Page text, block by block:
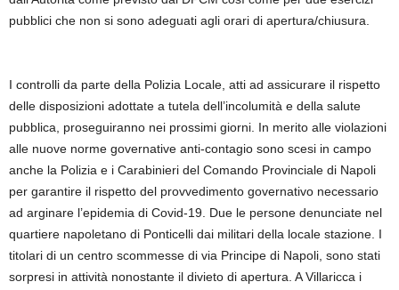
pubblici che non si sono adeguati agli orari di apertura/chiusura.
I controlli da parte della Polizia Locale, atti ad assicurare il rispetto
delle disposizioni adottate a tutela dell’incolumità e della salute
pubblica, proseguiranno nei prossimi giorni. In merito alle violazioni
alle nuove norme governative anti-contagio sono scesi in campo
anche la Polizia e i Carabinieri del Comando Provinciale di Napoli
per garantire il rispetto del provvedimento governativo necessario
ad arginare l’epidemia di Covid-19. Due le persone denunciate nel
quartiere napoletano di Ponticelli dai militari della locale stazione. I
titolari di un centro scommesse di via Principe di Napoli, sono stati
sorpresi in attività nonostante il divieto di apertura. A Villaricca i